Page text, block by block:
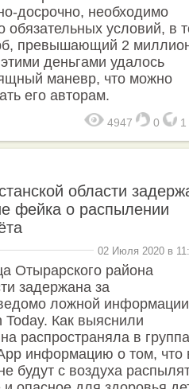
досрочно, необходимо
обязательных условий, в
превышающий 2
деньгами удалось
маневр, что можно
его авторам.
4947 0 1
области
фейка о распылении
02 Июля 2020 в
Отырарского района
задержана за
ложной
Today. Как выяснили
распространяла в
информацию о том, что
будут с воздуха